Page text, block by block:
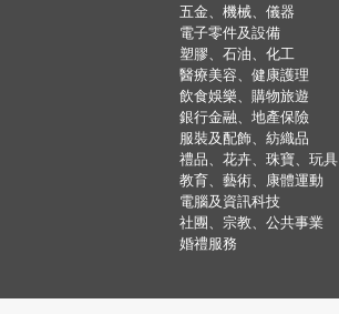
五金、機械、儀器
電子零件及設備
塑膠、石油、化工
醫療美容、健康護理
飲食娛樂、購物旅遊
銀行金融、地產保險
服裝及配飾、紡織品
禮品、花卉、珠寶、玩具
教育、藝術、康體運動
電腦及資訊科技
社團、宗教、公共事業
婚禮服務